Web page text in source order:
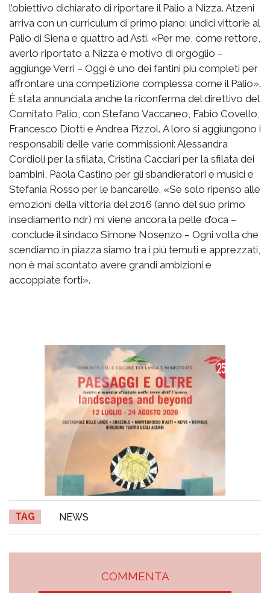
l’obiettivo dichiarato di riportare il Palio a Nizza. Atzeni
arriva con un curriculum di primo piano: undici vittorie al
Palio di Siena e quattro ad Asti. «Per me, come rettore,
averlo riportato a Nizza è motivo di orgoglio –
aggiunge Verri – Oggi è uno dei fantini più completi per
affrontare una competizione complessa come il Palio».
È stata annunciata anche la riconferma del direttivo del
Comitato Palio, con Stefano Vaccaneo, Fabio Covello,
Francesco Diotti e Andrea Pizzol. A loro si aggiungono i
responsabili delle varie commissioni: Alessandra
Cordioli per la sfilata, Cristina Cacciari per la sfilata dei
bambini, Paola Castino per gli sbandieratori e musici e
Stefania Rosso per le bancarelle. «Se solo ripenso alle
emozioni della vittoria del 2016 (anno del suo primo
insediamento ndr) mi viene ancora la pelle d’oca –
conclude il sindaco Simone Nosenzo – Ogni volta che
scendiamo in piazza siamo tra i più temuti e apprezzati,
non è mai scontato avere grandi ambizioni e
accoppiate forti».
TAG NEWS
COMMENTA